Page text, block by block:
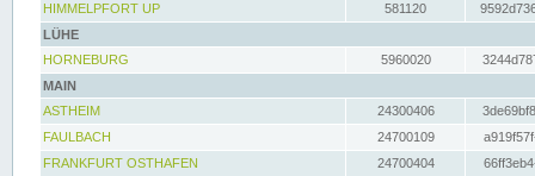
HIMMELPFORT UP
581120
LÜHE
HORNEBURG
5960020
MAIN
ASTHEIM
24300406
FAULBACH
24700109
FRANKFURT OSTHAFEN
24700404